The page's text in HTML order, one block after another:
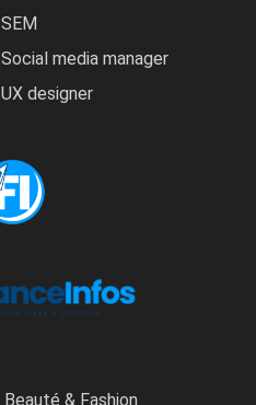
SEM
Social media manager
UX designer
Beauté & Fashion